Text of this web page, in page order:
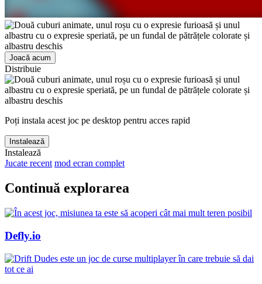
Joacă acum
Distribuie
Poți instala acest joc pe desktop pentru acces rapid
Instalează
Instalează
Jucate recent mod ecran complet
Continuă explorarea
Defly.io